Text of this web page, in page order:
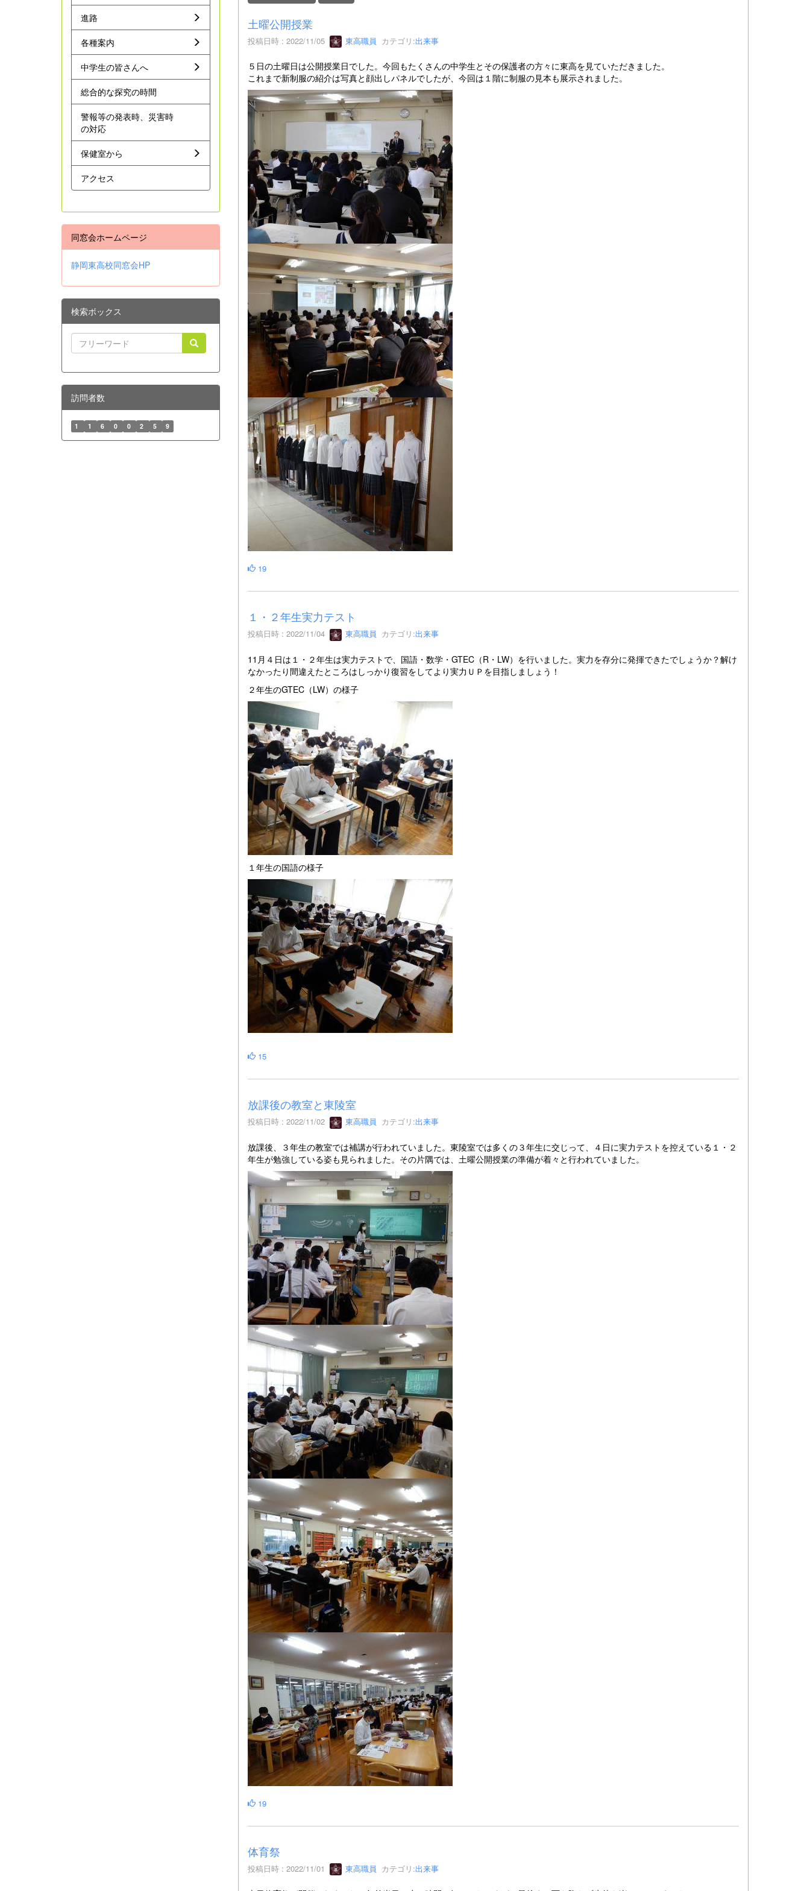
土曜公開授業
投稿日時 : 2022/11/05 東高職員 カテゴリ:出来事
５日の土曜日は公開授業日でした。今回もたくさんの中学生とその保護者の方々に東高を見ていただきました。
これまで新制服の紹介は写真と顔出しパネルでしたが、今回は１階に制服の見本も展示されました。
19
１・２年生実力テスト
投稿日時 : 2022/11/04 東高職員 カテゴリ:出来事
11月４日は１・２年生は実力テストで、国語・数学・GTEC（R・LW）を行いました。実力を存分に発揮できたでしょうか？解け
なかったり間違えたところはしっかり復習をしてより実力ＵＰを目指しましょう！
２年生のGTEC（LW）の様子
１年生の国語の様子
15
放課後の教室と東陵室
投稿日時 : 2022/11/02 東高職員 カテゴリ:出来事
放課後、３年生の教室では補講が行われていました。東陵室では多くの３年生に交じって、４日に実力テストを控えている１・２
年生が勉強している姿も見られました。その片隅では、土曜公開授業の準備が着々と行われていました。
19
体育祭
投稿日時 : 2022/11/01 東高職員 カテゴリ:出来事
進路
各種案内
中学生の皆さんへ
総合的な探究の時間
警報等の発表時、災害時
の対応
保健室から
アクセス
同窓会ホームページ
静岡東高校同窓会HP
検索ボックス
訪問者数
1 1 6 0 0 2 5 9